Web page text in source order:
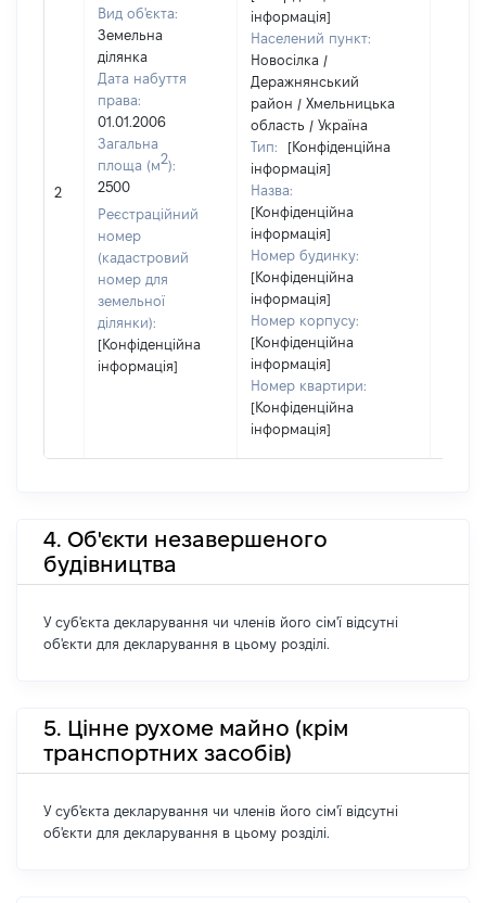
2
Вид об'єкта:
Земельна
ділянка
Дата набуття
права:
01.01.2006
Загальна
площа (м2):
2500
Реєстраційний
номер
(кадастровий
номер для
земельної
ділянки):
[Конфіденційна
інформація]
інформація]
Населений пункт:
Новосілка /
Деражнянський
район / Хмельницька
область / Україна
Тип:
[Конфіденційна
інформація]
Назва:
[Конфіденційна
інформація]
Номер будинку:
[Конфіденційна
інформація]
Номер корпусу:
[Конфіденційна
інформація]
Номер квартири:
[Конфіденційна
інформація]
4. Об'єкти незавершеного
будівництва
У суб'єкта декларування чи членів його сім'ї відсутні
об'єкти для декларування в цьому розділі.
5. Цінне рухоме майно (крім
транспортних засобів)
У суб'єкта декларування чи членів його сім'ї відсутні
об'єкти для декларування в цьому розділі.